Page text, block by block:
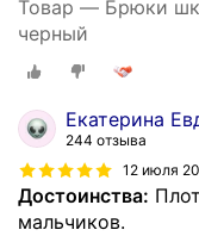
Товар — Брюки
черный
Екатерина
244 отзыва
12 июля
Достоинства:
мальчиков.